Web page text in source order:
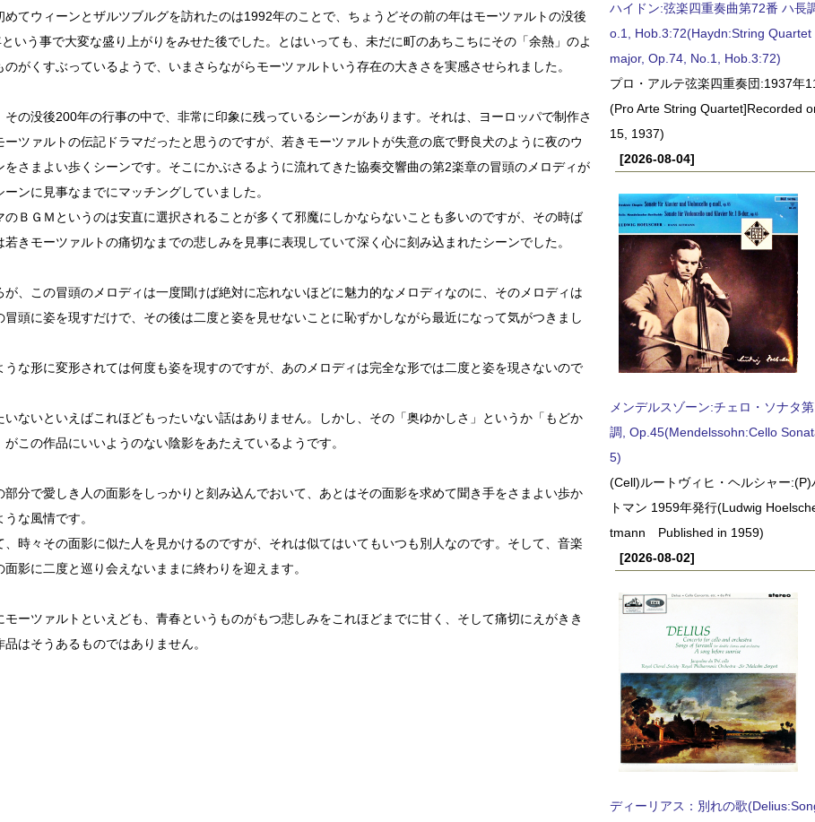
めてウィーンとザルツブルグを訪れたのは1992年のことで、ちょうどその前の年はモーツァルトの没後
いう事で大変な盛り上がりをみせた後でした。とはいっても、未だに町のあちこちにその「余熱」のよ
のがくすぶっているようで、いまさらながらモーツァルトいう存在の大きさを実感させられました。
その没後200年の行事の中で、非常に印象に残っているシーンがあります。それは、ヨーロッパで制作さ
ーツァルトの伝記ドラマだったと思うのですが、若きモーツァルトが失意の底で野良犬のように夜のウ
をさまよい歩くシーンです。そこにかぶさるように流れてきた協奏交響曲の第2楽章の冒頭のメロディが
ーンに見事なまでにマッチングしていました。
のＢＧＭというのは安直に選択されることが多くて邪魔にしかならないことも多いのですが、その時ば
若きモーツァルトの痛切なまでの悲しみを見事に表現していて深く心に刻み込まれたシーンでした。
が、この冒頭のメロディは一度聞けば絶対に忘れないほどに魅力的なメロディなのに、そのメロディは
冒頭に姿を現すだけで、その後は二度と姿を見せないことに恥ずかしながら最近になって気がつきまし
うな形に変形されては何度も姿を現すのですが、あのメロディは完全な形では二度と姿を現さないので
いないといえばこれほどもったいない話はありません。しかし、その「奥ゆかしさ」というか「もどか
がこの作品にいいようのない陰影をあたえているようです。
部分で愛しき人の面影をしっかりと刻み込んでおいて、あとはその面影を求めて聞き手をさまよい歩か
うな風情です。
、時々その面影に似た人を見かけるのですが、それは似てはいてもいつも別人なのです。そして、音楽
面影に二度と巡り会えないままに終わりを迎えます。
モーツァルトといえども、青春というものがもつ悲しみをこれほどまでに甘く、そして痛切にえがきき
品はそうあるものではありません。
ハイドン:弦楽四重奏曲第72番 ハ長
o.1, Hob.3:72(Haydn:String Quartet
major, Op.74, No.1, Hob.3:72)
プロ・アルテ弦楽四重奏団:1937年
(Pro Arte String Quartet]Recorded
15, 1937)
[2026-08-04]
メンデルスゾーン:チェロ・ソナタ
調, Op.45(Mendelssohn:Cello
5)
(Cell)ルートヴィヒ・ヘルシャー
トマン 1959年発行(Ludwig
tmann Published in 1959)
[2026-08-02]
ディーリアス：別れの歌